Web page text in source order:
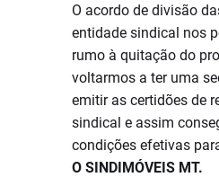
O acordo de divisão
entidade sindical nos
rumo à quitação do
voltarmos a ter uma
emitir as certidões de
sindical e assim
condições efetivas
O SINDIMÓVEIS MT.